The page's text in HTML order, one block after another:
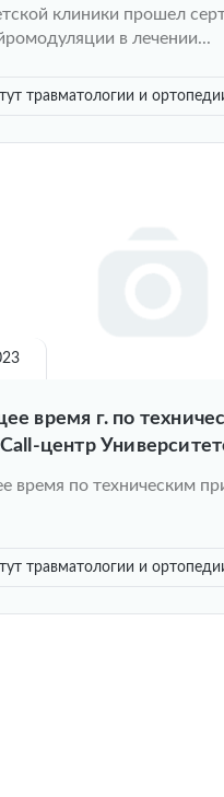
клиники прошел
в лечении...
травматологии и
время г. по
центр
время по техническим
травматологии и